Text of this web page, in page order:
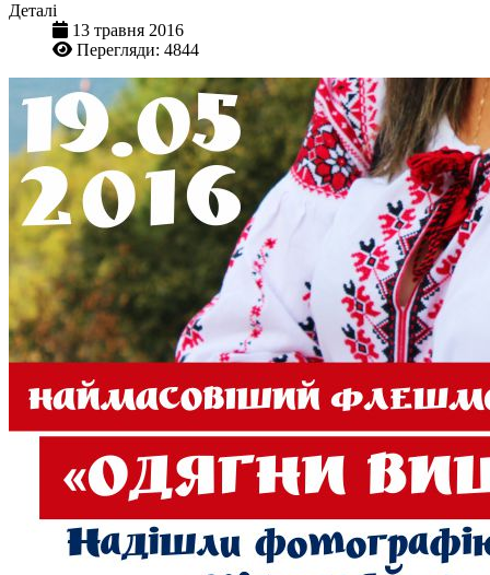
Деталі
13 травня 2016
Перегляди: 4844